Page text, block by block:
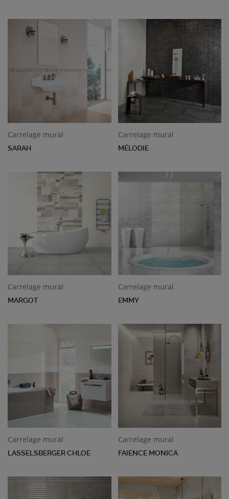
Carrelage mural
SARAH
Carrelage mural
MÉLODIE
Carrelage mural
MARGOT
Carrelage mural
EMMY
Carrelage mural
LASSELSBERGER CHLOE
Carrelage mural
FAIENCE MONICA